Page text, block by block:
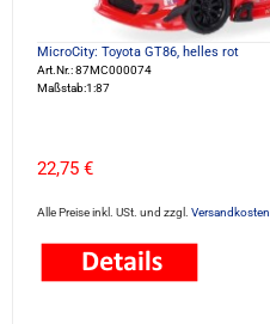
MicroCity: Toyota GT86, helles rot
Art.Nr.: 87MC000074
Maßstab:1:87
22,75 €
Alle Preise inkl. USt. und zzgl. Versandkosten